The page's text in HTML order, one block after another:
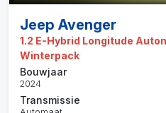
Jeep Avenger
1.2 E-Hybrid Longitude
Winterpack
Bouwjaar
2024
Transmissie